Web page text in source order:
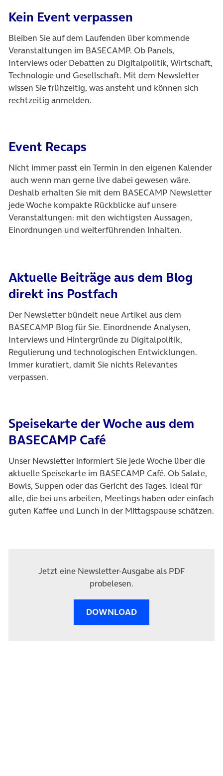
Kein Event verpassen
Bleiben Sie auf dem Laufenden über kommende
Veranstaltungen im BASECAMP. Ob Panels,
Interviews oder Debatten zu Digitalpolitik, Wirtschaft,
Technologie und Gesellschaft. Mit dem Newsletter
wissen Sie frühzeitig, was ansteht und können sich
rechtzeitig anmelden.
Event Recaps
Nicht immer passt ein Termin in den eigenen Kalender
auch wenn man gerne live dabei gewesen wäre.
Deshalb erhalten Sie mit dem BASECAMP Newsletter
jede Woche kompakte Rückblicke auf unsere
Veranstaltungen: mit den wichtigsten Aussagen,
Einordnungen und weiterführenden Inhalten.
Aktuelle Beiträge aus dem Blog
direkt ins Postfach
Der Newsletter bündelt neue Artikel aus dem
BASECAMP Blog für Sie. Einordnende Analysen,
Interviews und Hintergründe zu Digitalpolitik,
Regulierung und technologischen Entwicklungen.
Immer kuratiert, damit Sie nichts Relevantes
verpassen.
Speisekarte der Woche aus dem
BASECAMP Café
Unser Newsletter informiert Sie jede Woche über die
aktuelle Speisekarte im BASECAMP Café. Ob Salate,
Bowls, Suppen oder das Gericht des Tages. Ideal für
alle, die bei uns arbeiten, Meetings haben oder einfach
guten Kaffee und Lunch in der Mittagspause schätzen.
Jetzt eine Newsletter-Ausgabe als PDF
probelesen.
DOWNLOAD